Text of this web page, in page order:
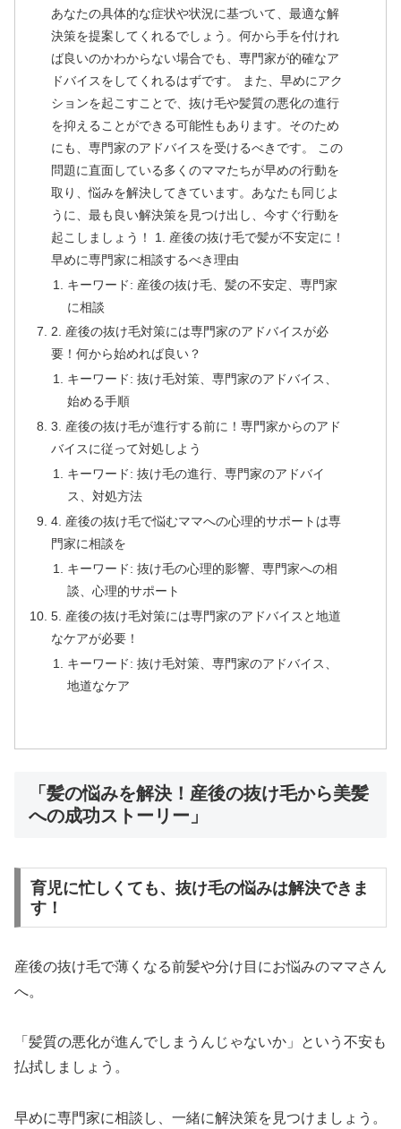
あなたの具体的な症状や状況に基づいて、最適な解
決策を提案してくれるでしょう。何から手を付けれ
ば良いのかわからない場合でも、専門家が的確なア
ドバイスをしてくれるはずです。 また、早めにアク
ションを起こすことで、抜け毛や髪質の悪化の進行
を抑えることができる可能性もあります。そのため
にも、専門家のアドバイスを受けるべきです。 この
問題に直面している多くのママたちが早めの行動を
取り、悩みを解決してきています。あなたも同じよ
うに、最も良い解決策を見つけ出し、今すぐ行動を
起こしましょう！ 1. 産後の抜け毛で髪が不安定に！
早めに専門家に相談するべき理由
キーワード: 産後の抜け毛、髪の不安定、専門家
に相談
2. 産後の抜け毛対策には専門家のアドバイスが必
要！何から始めれば良い？
キーワード: 抜け毛対策、専門家のアドバイス、
始める手順
3. 産後の抜け毛が進行する前に！専門家からのアド
バイスに従って対処しよう
キーワード: 抜け毛の進行、専門家のアドバイ
ス、対処方法
4. 産後の抜け毛で悩むママへの心理的サポートは専
門家に相談を
キーワード: 抜け毛の心理的影響、専門家への相
談、心理的サポート
5. 産後の抜け毛対策には専門家のアドバイスと地道
なケアが必要！
キーワード: 抜け毛対策、専門家のアドバイス、
地道なケア
「髪の悩みを解決！産後の抜け毛から美髪
への成功ストーリー」
育児に忙しくても、抜け毛の悩みは解決できま
す！
産後の抜け毛で薄くなる前髪や分け目にお悩みのママさん
へ。
「髪質の悪化が進んでしまうんじゃないか」という不安も
払拭しましょう。
早めに専門家に相談し、一緒に解決策を見つけましょう。